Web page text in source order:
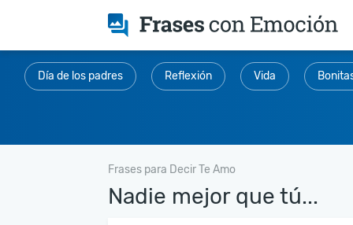
Día de los padres Reflexión Vida
Frases para Decir Te Amo
Nadie mejor que tú...